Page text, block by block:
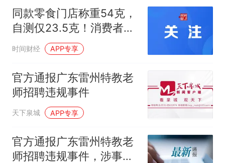
同款零食门店称重54克，
自测仅23.5克！消费者质
疑“好想来”称重翻倍
时间财经 APP专享
官方通报广东雷州特教老
师招聘违规事件
天下泉城 APP专享
官方通报广东雷州特教老
师招聘违规事件，涉事人